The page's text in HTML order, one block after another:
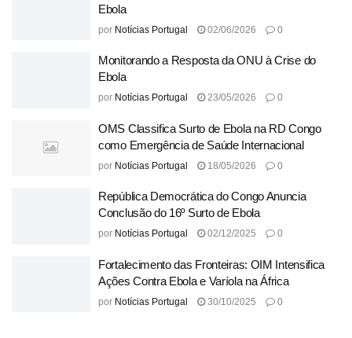
Ebola
por Notícias Portugal 02/06/2026 0
Monitorando a Resposta da ONU à Crise do
Ebola
por Notícias Portugal 23/05/2026 0
OMS Classifica Surto de Ebola na RD Congo
como Emergência de Saúde Internacional
por Notícias Portugal 18/05/2026 0
República Democrática do Congo Anuncia
Conclusão do 16º Surto de Ebola
por Notícias Portugal 02/12/2025 0
Fortalecimento das Fronteiras: OIM Intensifica
Ações Contra Ebola e Varíola na África
por Notícias Portugal 30/10/2025 0